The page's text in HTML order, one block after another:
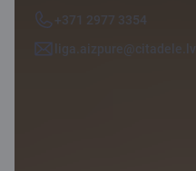
+371 2977 3354
liga.aizpure@citadele.lv